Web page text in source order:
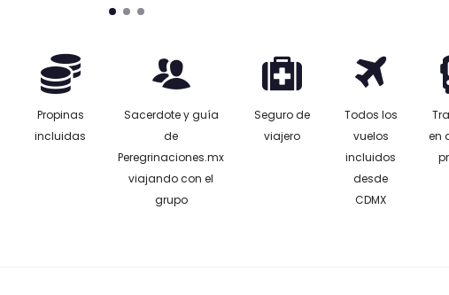
Propinas
incluidas
Sacerdote y guía
de
Peregrinaciones.mx
viajando con el
grupo
Seguro de
viajero
Todos los
vuelos
incluidos
desde
CDMX
en